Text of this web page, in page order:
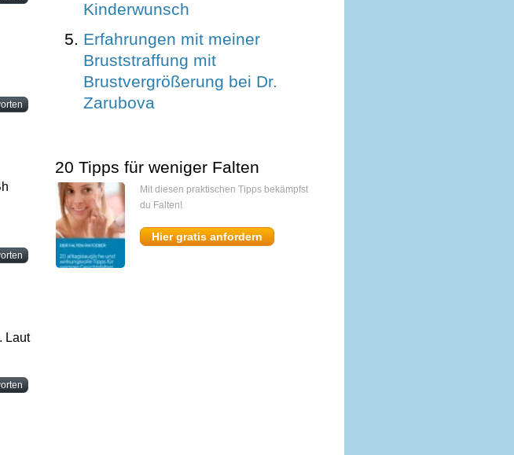
Laut
Kinderwunsch
Erfahrungen mit meiner
Bruststraffung mit
Brustvergrößerung bei Dr.
Zarubova
20 Tipps für weniger Falten
Mit diesen praktischen Tipps bekämpfst
du Falten!
Hier gratis anfordern